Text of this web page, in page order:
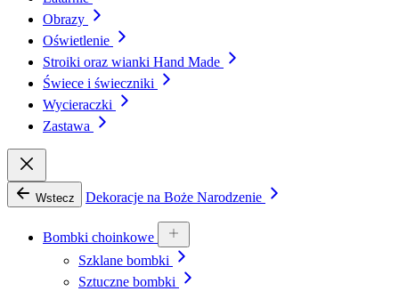
Obrazy
Oświetlenie
Stroiki oraz wianki Hand Made
Świece i świeczniki
Wycieraczki
Zastawa
Wstecz Dekoracje na Boże Narodzenie
Bombki choinkowe
Szklane bombki
Sztuczne bombki